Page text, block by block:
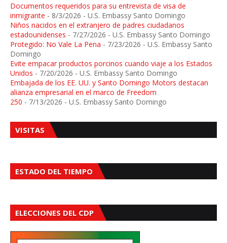
Documentos requeridos para su entrevista de visa de
inmigrante - 8/3/2026 - U.S. Embassy Santo Domingo
Niños nacidos en el extranjero de padres ciudadanos
estadounidenses - 7/27/2026 - U.S. Embassy Santo Domingo
Protegido: No Vale La Pena - 7/23/2026 - U.S. Embassy Santo
Domingo
Evite empacar productos porcinos cuando viaje a los Estados
Unidos - 7/20/2026 - U.S. Embassy Santo Domingo
Embajada de los EE. UU. y Santo Domingo Motors destacan
alianza empresarial en el marco de Freedom
250 - 7/13/2026 - U.S. Embassy Santo Domingo
VISITAS
ESTADO DEL TIEMPO
ELECCIONES DEL CDP